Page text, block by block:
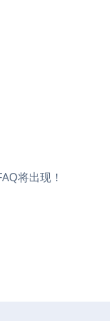
将出现！